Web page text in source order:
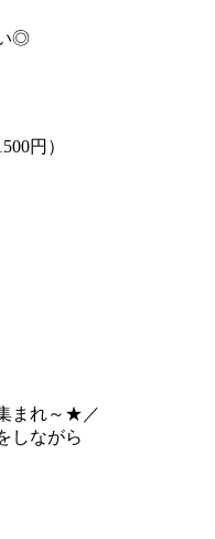
◎
円）
まれ～★／
しながら